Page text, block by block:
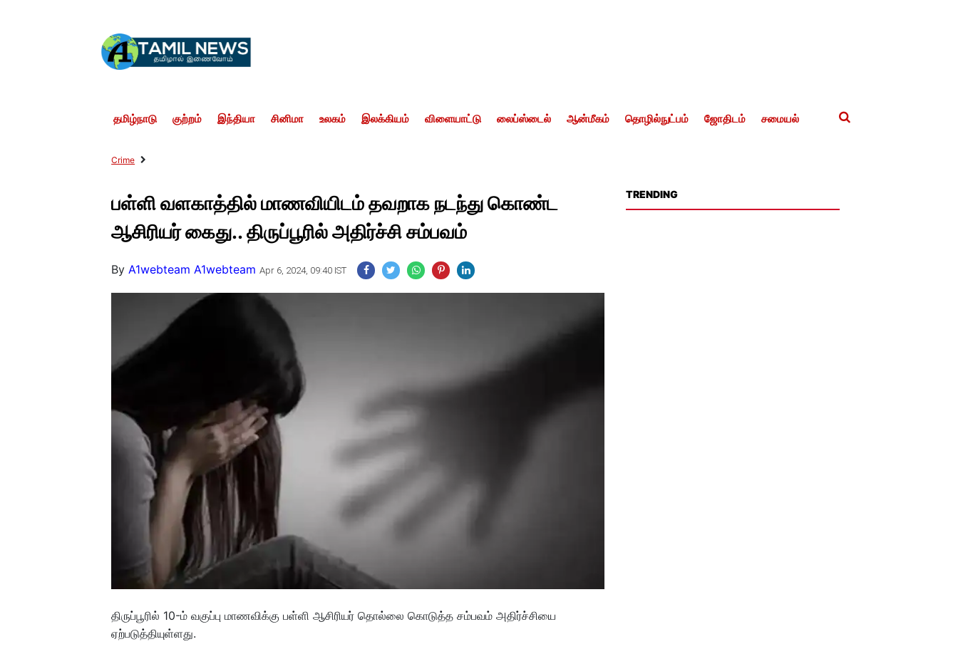
தமிழ்நாடு குற்றம் இந்தியா சினிமா உலகம் இலக்கியம் விளையாட்டு லைப்ஸ்டைல் ஆன்மீகம் தொழில்நுட்பம் ஜோதிடம் சமையல்
Crime
பள்ளி வளகாத்தில் மாணவியிடம் தவறாக நடந்து கொண்ட
ஆசிரியர் கைது.. திருப்பூரில் அதிர்ச்சி சம்பவம்
ByA1webteam A1webteam Apr 6, 2024, 09:40 IST
திருப்பூரில் 10-ம் வகுப்பு மாணவிக்கு பள்ளி ஆசிரியர் தொல்லை கொடுத்த சம்பவம் அதிர்ச்சியை
ஏற்படுத்தியுள்ளது.
TRENDING